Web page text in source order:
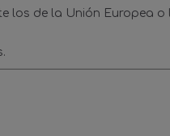
los de la Unión Europea o